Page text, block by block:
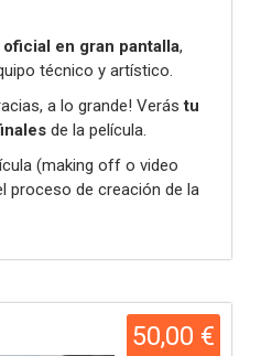
en gran pantalla,
técnico y artístico.
a lo grande! Verás tu
de la película.
(making off o video
proceso de creación de la
50,00 €